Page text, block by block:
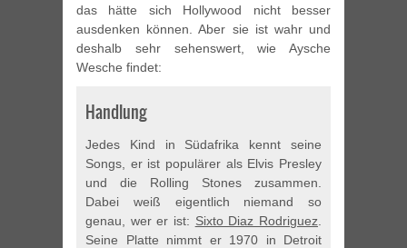
das hätte sich Hollywood nicht besser
ausdenken können. Aber sie ist wahr und
deshalb sehr sehenswert, wie Aysche
Wesche findet:
Handlung
Jedes Kind in Südafrika kennt seine
Songs, er ist populärer als Elvis Presley
und die Rolling Stones zusammen.
Dabei weiß eigentlich niemand so
genau, wer er ist: Sixto Diaz Rodriguez
Seine Platte nimmt er 1970 in Detroit